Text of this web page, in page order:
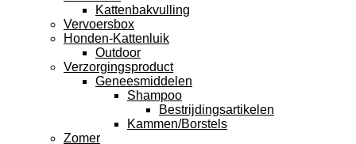
Kattenbakvulling
Vervoersbox
Honden-Kattenluik
Outdoor
Verzorgingsproduct
Geneesmiddelen
Shampoo
Bestrijdingsartikelen
Kammen/Borstels
Zomer